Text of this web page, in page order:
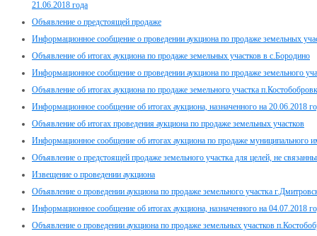
21.06.2018 года
Объявление о предстоящей продаже
Информационное сообщение о проведении аукциона по продаже земельных
Объявление об итогах аукциона по продаже земельных участков в с.Бородино
Информационное сообщение о проведении аукциона по продаже земельного
Объявление об итогах аукциона по продаже земельного участка
Информационное сообщение об итогах аукциона, назначенного на 20.06.2018
Объявление об итогах проведения аукциона по продаже земельных участков
Информационное сообщение об итогах аукциона по продаже муниципального
Объявление о предстоящей продаже земельного участка для целей, не
Извещение о проведении аукциона
Объявление о проведении аукциона по продаже земельного участка
Информационное сообщение об итогах аукциона, назначенного на 04.07.2018
Объявление о проведении аукциона по продаже земельных участков